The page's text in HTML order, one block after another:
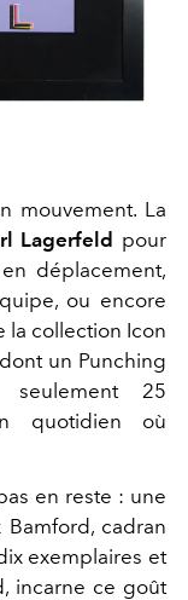
mouvement. La
Lagerfeld pour
déplacement,
ou encore
la collection Icon
un Punching
25
quotidien où
en reste : une
cadran
exemplaires et
incarne ce goût